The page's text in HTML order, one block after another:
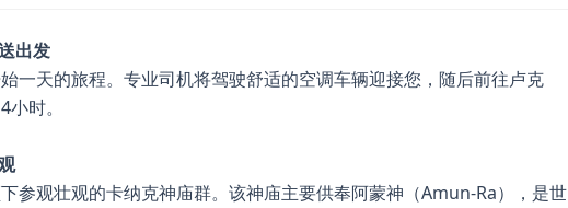
出发
一天的旅程。专业司机将驾驶舒适的空调车辆迎接您，随后前往卢克
时。
参观壮观的卡纳克神庙群。该神庙主要供奉阿蒙神（Amun-Ra），是世